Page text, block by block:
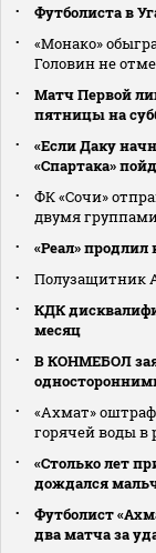
Футболиста в
«Монако»
Головин не
Матч Первой
пятницы на
«Если Даку
«Спартака»
ФК «Сочи»
двумя
«Реал» продлил
Полузащитник
КДК
месяц
В КОНМЕБОЛ
«Ахмат»
горячей воды в
«Столько лет
дождался
Футболист
два матча за